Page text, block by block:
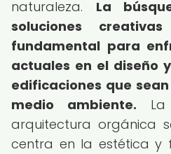
naturaleza. La
soluciones
fundamental para
actuales en el diseño
edificaciones que
medio ambiente. La
arquitectura orgánica
centra en la estética y